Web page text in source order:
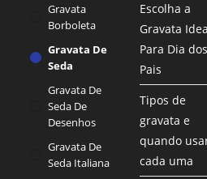
Gravata
Borboleta
Gravata De
Seda
Gravata De
Seda De
Desenhos
Gravata De
Seda Italiana
Escolha a
Gravata
Para Dia dos
Pais
Tipos de
gravata e
quando
cada uma